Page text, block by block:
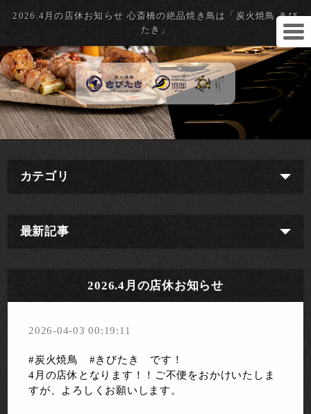
2026.4月の店休お知らせ 心斎橋の絶品焼き鳥は「炭火焼鳥 きび
たき」
カテゴリ
最新記事
2026.4月の店休お知らせ
2026-04-03 00:19:11
#炭火焼鳥 #きびたき です！
4月の店休となります！！ご不便をおかけいたしま
すが、よろしくお願いします。